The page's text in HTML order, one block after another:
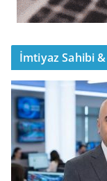
İmtiyaz Sahibi